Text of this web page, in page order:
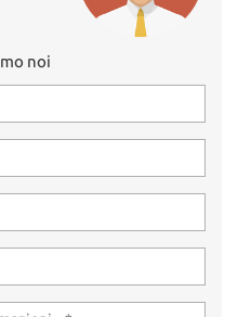
noi
dell'esperienza utente